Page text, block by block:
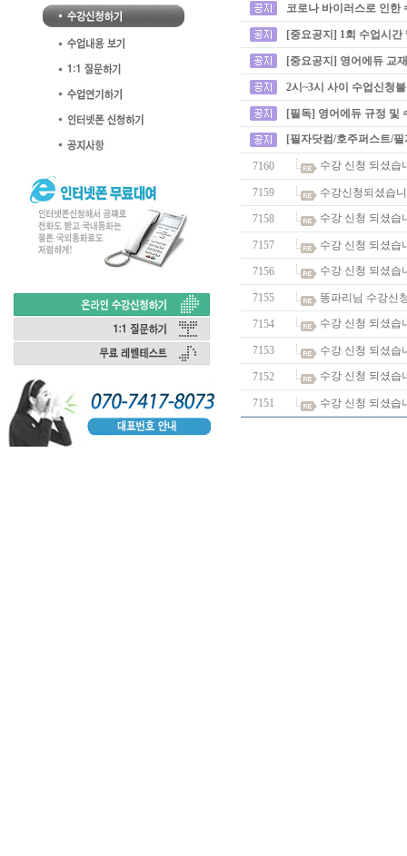
코로나 바이러스로 인한
[중요공지] 1회 수업시
[중요공지] 영어에듀 교
2시~3시 사이 수업신청
[필독] 영어에듀 규정 및
[필자닷컴/호주퍼스트/
7160 수강 신청 되셨습
7159 수강신청되셨습
7158 수강 신청 되셨습
7157 수강 신청 되셨습
7156 수강 신청 되셨습
7155 똥파리님 수강신
7154 수강 신청 되셨습
7153 수강 신청 되셨습
7152 수강 신청 되셨습
7151 수강 신청 되셨습